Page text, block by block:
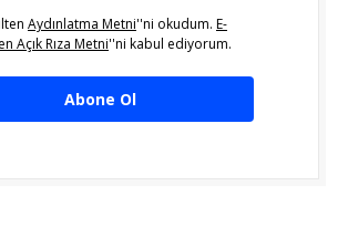
Aydınlatma Metni''ni okudum. E-
Açık Rıza Metni''ni kabul ediyorum.
Abone Ol